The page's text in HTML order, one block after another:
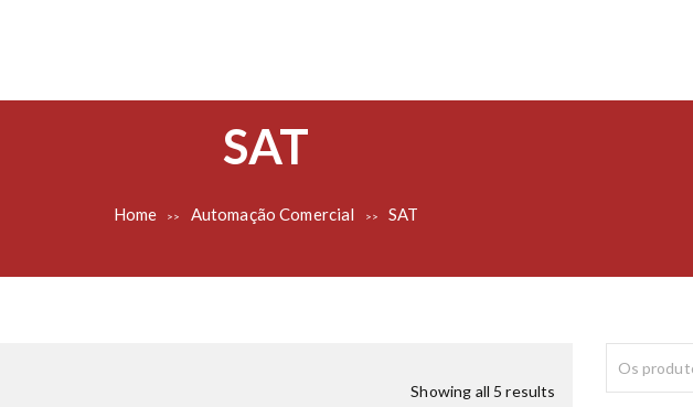
SAT
Home >> Automação Comercial >> SAT
Showing all 5 results